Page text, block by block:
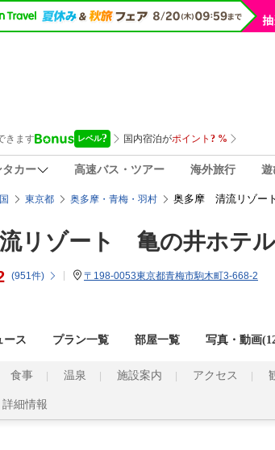
タカー 高速バス・ツアー 海外旅行 遊
東京都 奥多摩・青梅・羽村 奥多摩 清流リゾー
リゾート 亀の井ホテ
(951件) 〒198-0053東京都青梅市駒木町3-668-2
ース プラン一覧 部屋一覧 写真・動画
食事 温泉 施設案内 アクセス
詳細情報